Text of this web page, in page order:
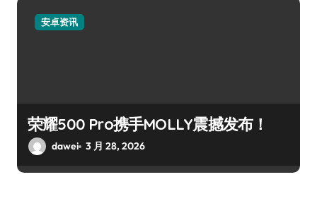
安卓资讯
荣耀500 Pro携手MOLLY震撼发布！
dawei 3 月 28, 2026